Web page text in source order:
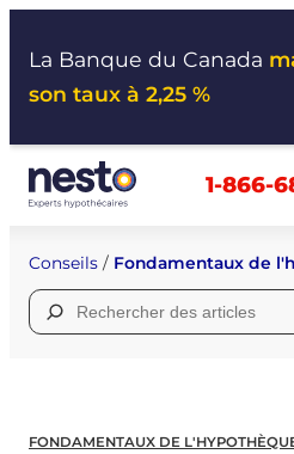
La Banque du Canada
son taux à 2,25 %
1-866-
Conseils / Fondamentaux de
Rechercher :
FONDAMENTAUX DE